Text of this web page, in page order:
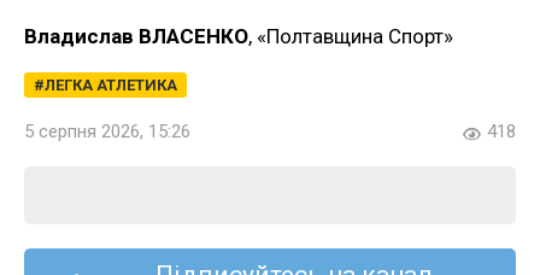
Владислав ВЛАСЕНКО, «Полтавщина Спорт»
ЛЕГКА АТЛЕТИКА
5 серпня 2026, 15:26 418